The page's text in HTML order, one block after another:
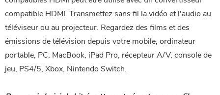
compatible HDMI. Transmettez sans fil la vidéo et l'audio au
téléviseur ou au projecteur. Regardez des films et des
émissions de télévision depuis votre mobile, ordinateur
portable, PC, MacBook, iPad Pro, récepteur A/V, console de
jeu, PS4/5, Xbox, Nintendo Switch.